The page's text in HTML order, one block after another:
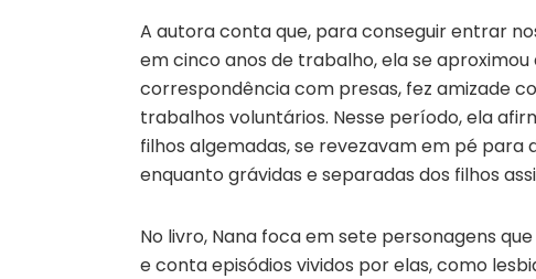
A autora conta que, para conseguir entrar
em cinco anos de trabalho, ela se
correspondência com presas, fez amizade
trabalhos voluntários. Nesse período, ela
filhos algemadas, se revezavam em pé
enquanto grávidas e separadas dos filhos
No livro, Nana foca em sete personagens
e conta episódios vividos por elas, como